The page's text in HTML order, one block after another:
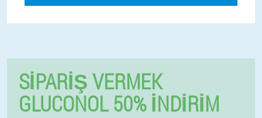
SIPARIŞ VERMEK
GLUCONOL 50% İNDIRIM